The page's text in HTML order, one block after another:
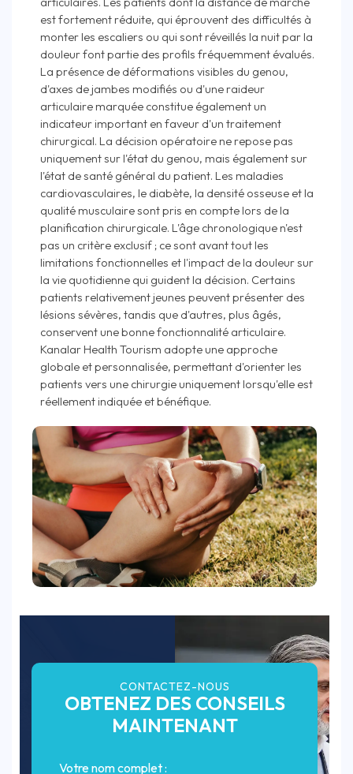
est fortement réduite, qui éprouvent des difficultés à
monter les escaliers ou qui sont réveillés la nuit par la
douleur font partie des profils fréquemment évalués.
La présence de déformations visibles du genou,
d'axes de jambes modifiés ou d'une raideur
articulaire marquée constitue également un
indicateur important en faveur d'un traitement
chirurgical. La décision opératoire ne repose pas
uniquement sur l'état du genou, mais également sur
l'état de santé général du patient. Les maladies
cardiovasculaires, le diabète, la densité osseuse et la
qualité musculaire sont pris en compte lors de la
planification chirurgicale. L'âge chronologique n'est
pas un critère exclusif ; ce sont avant tout les
limitations fonctionnelles et l'impact de la douleur sur
la vie quotidienne qui guident la décision. Certains
patients relativement jeunes peuvent présenter des
lésions sévères, tandis que d'autres, plus âgés,
conservent une bonne fonctionnalité articulaire.
Kanalar Health Tourism adopte une approche
globale et personnalisée, permettant d'orienter les
patients vers une chirurgie uniquement lorsqu'elle est
réellement indiquée et bénéfique.
CONTACTEZ-NOUS
OBTENEZ DES CONSEILS
MAINTENANT